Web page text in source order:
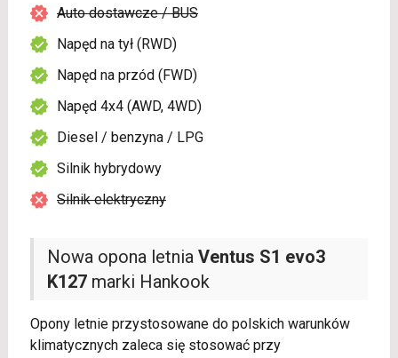
Nowa opona letnia Ventus S1 evo3
K127marki Hankook
Opony letnie przystosowane do polskich warunków
klimatycznych zaleca się stosować przy
Auto dostawcze / BUS
Napęd na tył (RWD)
Napęd na przód (FWD)
Napęd 4x4 (AWD, 4WD)
Diesel / benzyna / LPG
Silnik hybrydowy
Silnik elektryczny